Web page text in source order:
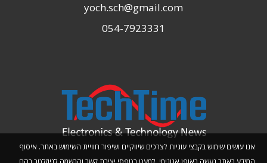
אנו עושים שימוש בקבצי עוגיות לצרכים שיווקיים ושיפור חוויית השימוש באתר. איסוף
yoch.sch@gmail.com
054-7923331